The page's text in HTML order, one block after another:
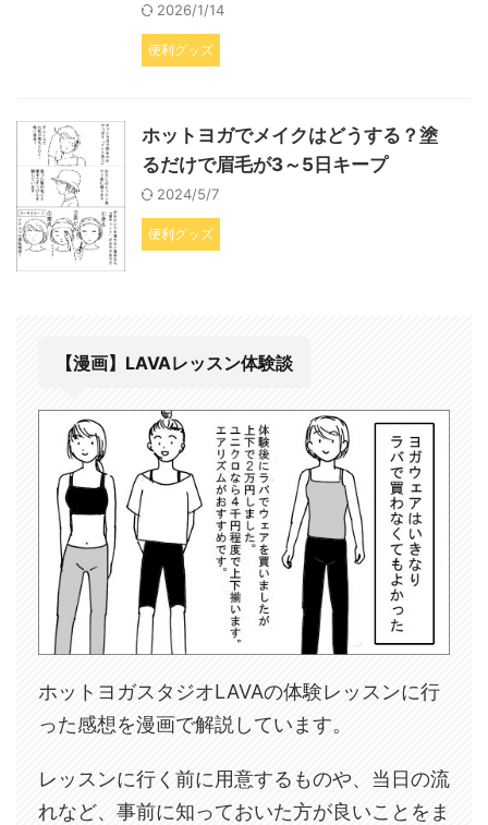
2026/1/14
便利グッズ
ホットヨガでメイクはどうする？塗
るだけで眉毛が3～5日キープ
2024/5/7
便利グッズ
【漫画】LAVAレッスン体験談
ホットヨガスタジオLAVAの体験レッスンに行
った感想を漫画で解説しています。
レッスンに行く前に用意するものや、当日の流
れなど、事前に知っておいた方が良いことをま